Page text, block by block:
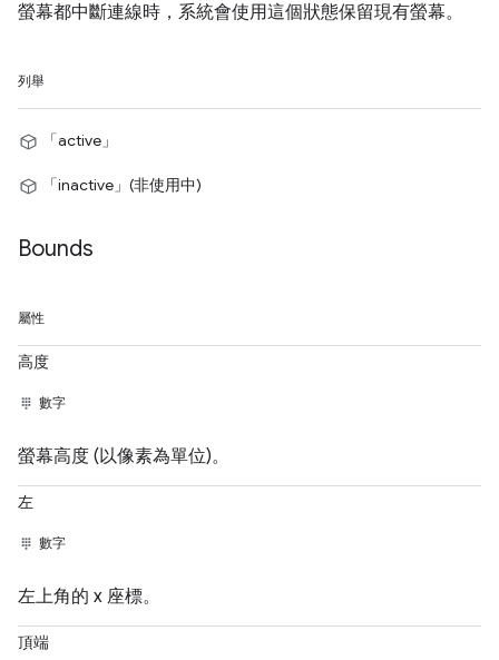
螢幕都中斷連線時，系統會使用這個狀態保留現有螢幕。
列舉
「active」
「inactive」(非使用中)
Bounds
屬性
高度
數字
螢幕高度 (以像素為單位)。
左
數字
左上角的 x 座標。
頂端